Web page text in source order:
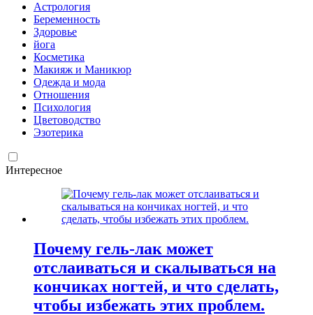
Астрология
Беременность
Здоровье
йога
Косметика
Макияж и Маникюр
Одежда и мода
Отношения
Психология
Цветоводство
Эзотерика
Интересное
Почему гель-лак может
отслаиваться и скалываться на
кончиках ногтей, и что сделать,
чтобы избежать этих проблем.